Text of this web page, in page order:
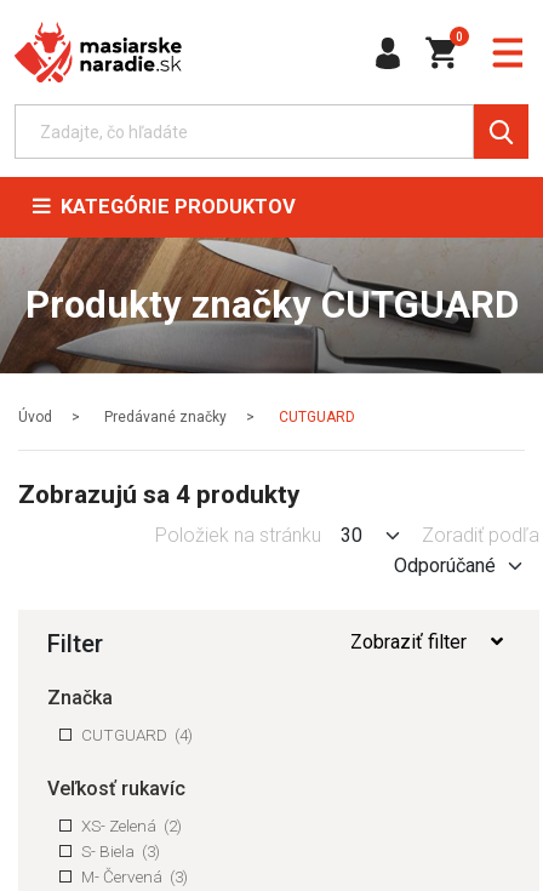
0
KATEGÓRIE PRODUKTOV
Produkty značky CUTGUARD
Úvod Predávané značky CUTGUARD
Zobrazujú sa 4 produkty
Položiek na stránku Zoradiť podľa
Filter Zobraziť filter
Značka
CUTGUARD (4)
Veľkosť rukavíc
XS- Zelená (2)
S- Biela (3)
M- Červená (3)